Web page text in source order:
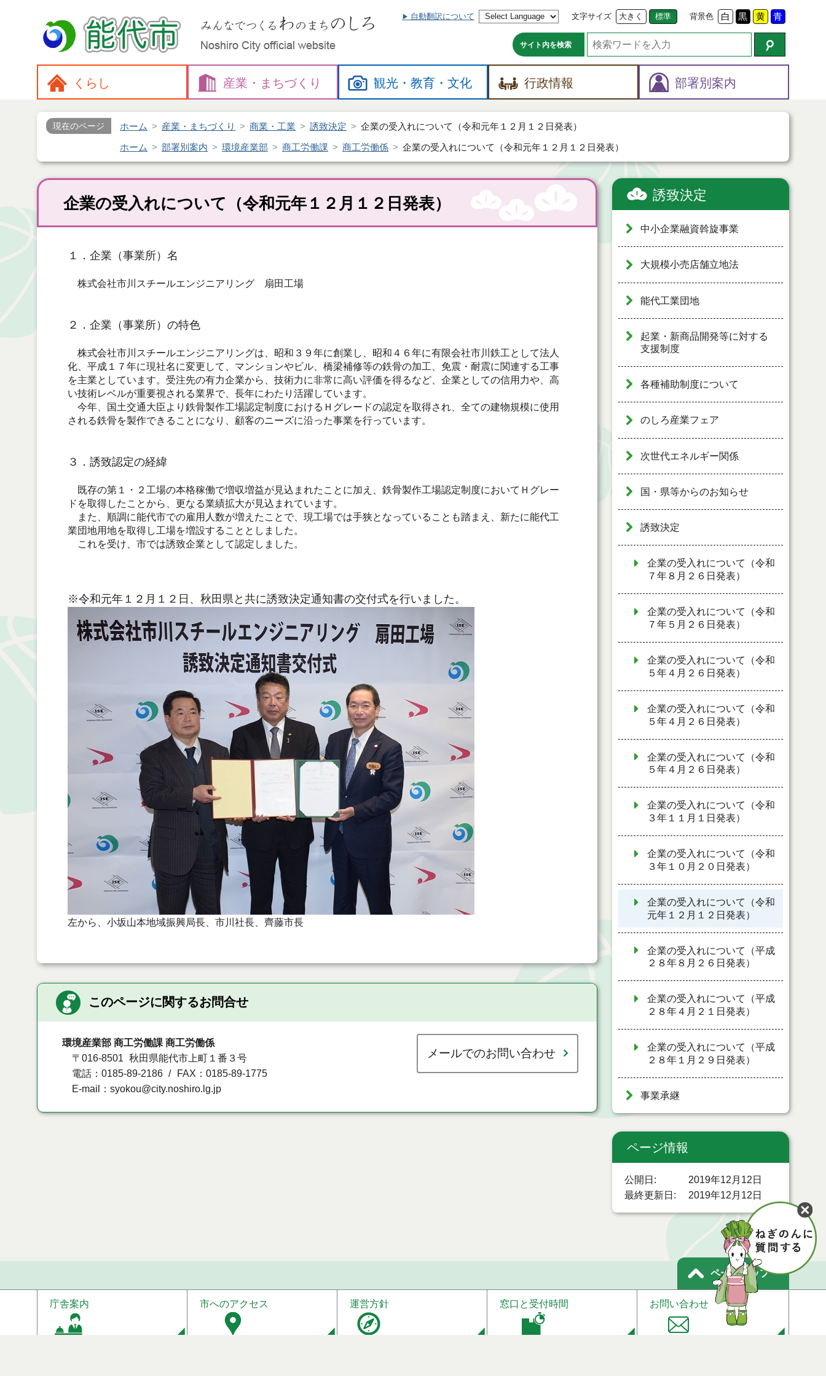
自動翻訳について 文字サイズ 大きく 標準 背景色 白 黒 黄 青
サイト内を検索
くらし 産業・ まちづくり 観光・教育・文化 行政情報 部署別案内
現在のページ ホーム 産業・まちづくり 商業・工業 誘致決定 企業の受入れについて（令和元年１２月１２日発表）
ホーム 部署別案内 環境産業部 商工労働課 商工労働係 企業の受入れについて（令和元年１２月１２日発表）
企業の受入れについて（令和元年１２月１２日発表）
１．企業（事業所）名
株式会社市川スチールエンジニアリング 扇田工場
２．企業（事業所）の特色
株式会社市川スチールエンジニアリングは、昭和３９年に創業し、昭和４６年に有限会社市川鉄工として法人
化、平成１７年に現社名に変更して、マンションやビル、橋梁補修等の鉄骨の加工、免震・耐震に関連する工事
を主業としています。受注先の有力企業から、技術力に非常に高い評価を得るなど、企業としての信用力や、高
い技術レベルが重要視される業界で、長年にわたり活躍しています。
今年、国土交通大臣より鉄骨製作工場認定制度におけるＨグレードの認定を取得され、全ての建物規模に使用
される鉄骨を製作できることになり、顧客のニーズに沿った事業を行っています。
３．誘致認定の経緯
既存の第１・２工場の本格稼働で増収増益が見込まれたことに加え、鉄骨製作工場認定制度においてＨグレー
ドを取得したことから、更なる業績拡大が見込まれています。
また、順調に能代市での雇用人数が増えたことで、現工場では手狭となっていることも踏まえ、新たに能代工
業団地用地を取得し工場を増設することとしました。
これを受け、市では誘致企業として認定しました。
※令和元年１２月１２日、秋田県と共に誘致決定通知書の交付式を行いました。
左から、小坂山本地域振興局長、市川社長、齊藤市長
このページに関するお問合せ
環境産業部 商工労働課 商工労働係
〒016-8501 秋田県能代市上町１番３号
電話：0185-89-2186
FAX：0185-89-1775
E-mail：syokou@city.noshiro.lg.jp
メールでのお問い合わせ
誘致決定
中小企業融資斡旋事業
大規模小売店舗立地法
能代工業団地
起業・新商品開発等に対する
支援制度
各種補助制度について
のしろ産業フェア
次世代エネルギー関係
国・県等からのお知らせ
誘致決定
企業の受入れについて（令和
７年８月２６日発表）
企業の受入れについて（令和
７年５月２６日発表）
企業の受入れについて（令和
５年４月２６日発表）
企業の受入れについて（令和
５年４月２６日発表）
企業の受入れについて（令和
５年４月２６日発表）
企業の受入れについて（令和
３年１１月１日発表）
企業の受入れについて（令和
３年１０月２０日発表）
企業の受入れについて（令和
元年１２月１２日発表）
企業の受入れについて（平成
２８年８月２６日発表）
企業の受入れについて（平成
２８年４月２１日発表）
企業の受入れについて（平成
２８年１月２９日発表）
事業承継
ページ情報
公開日
2019年12月12日
最終更新日
2019年12月12日
ページトップ
庁舎案内 市へのアクセス 運営方針 窓口と受付時間 お問い合わせ